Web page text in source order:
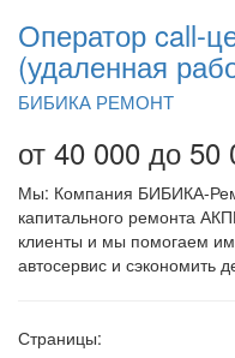
Оператор call-
(удаленная
БИБИКА РЕМОНТ
от 40 000 до 50
Мы: Компания БИБИКА-
капитального ремонта
клиенты и мы помогаем
автосервис и сэкономить
Страницы: